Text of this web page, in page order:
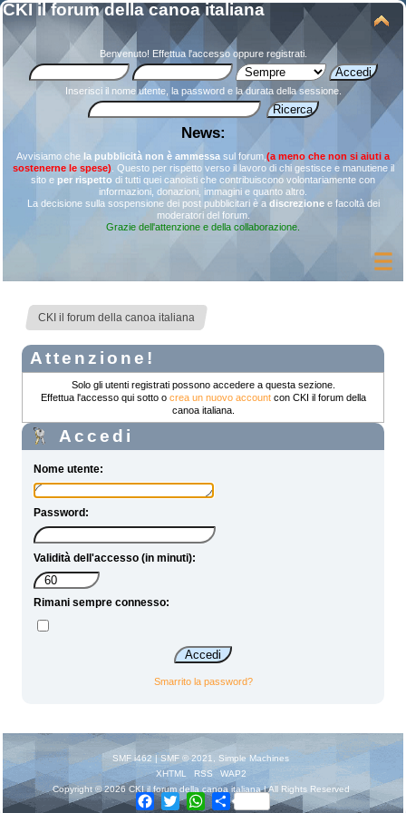
CKI il forum della canoa italiana
Benvenuto! Effettua l'accessooppure registrati.
Inserisci il nome utente, la password e la durata della sessione.
News:
Avvisiamo che la pubblicità non è ammessa sul forum, (a meno che non si aiuti a
sostenerne le spese) . Questo per rispetto verso il lavoro di chi gestisce e manutiene il
sito e per rispetto di tutti quei canoisti che contribuiscono volontariamente con
informazioni, donazioni, immagini e quanto altro.
La decisione sulla sospensione dei post pubblicitari è a discrezionee facoltà dei
moderatori del forum.
Grazie dell'attenzione e della collaborazione.
CKI il forum della canoa italiana
Attenzione!
Solo gli utenti registrati possono accedere a questa sezione.
Effettua l'accesso qui sotto o crea un nuovo accountcon CKI il forum della
canoa italiana.
Accedi
Nome utente:
Password:
Validità dell'accesso (in minuti):
Rimani sempre connesso:
Smarrito la password?
SMF i462 |SMF © 2021, Simple Machines
XHTML
RSS
WAP2
Copyright © 2026 CKI il forum della canoa italiana | All Rights Reserved
Facebook
TwitterWhatsApp
Share